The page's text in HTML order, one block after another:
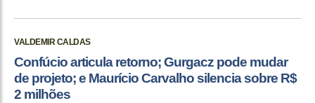
VALDEMIR CALDAS
Confúcio articula retorno; Gurgacz pode mudar
de projeto; e Maurício Carvalho silencia sobre R$
2 milhões